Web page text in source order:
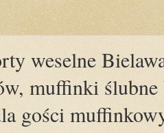
weselne
muffinki
gości